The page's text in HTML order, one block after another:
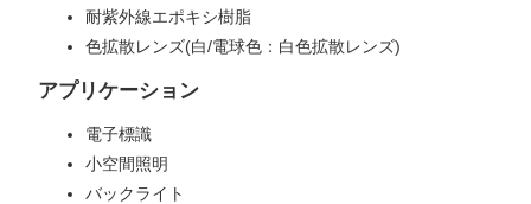
耐紫外線エポキシ樹脂
色拡散レンズ(白/電球色：白色拡散レンズ)
アプリケーション
電子標識
小空間照明
バックライト